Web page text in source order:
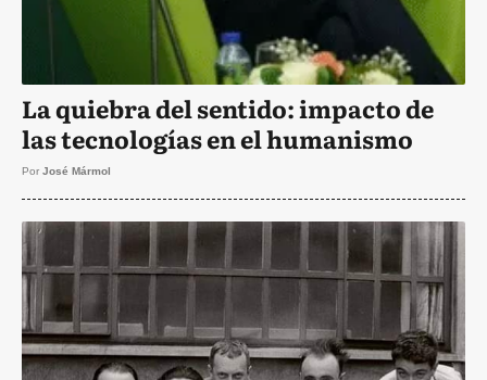
La quiebra del sentido: impacto de
las tecnologías en el humanismo
Por José Mármol